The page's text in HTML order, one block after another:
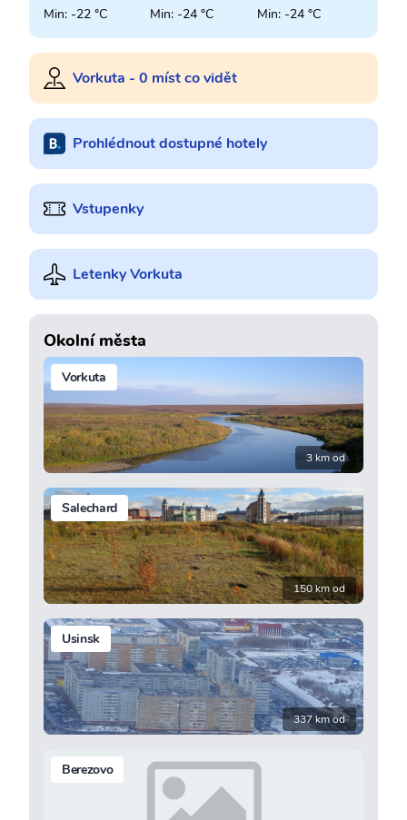
Min: -22 °C
Min: -24 °C
Min: -24 °C
Vorkuta - 0 míst co vidět
Prohlédnout dostupné hotely
Vstupenky
Letenky Vorkuta
Okolní města
Vorkuta
3 km od
Salechard
150 km od
Usinsk
337 km od
Berezovo